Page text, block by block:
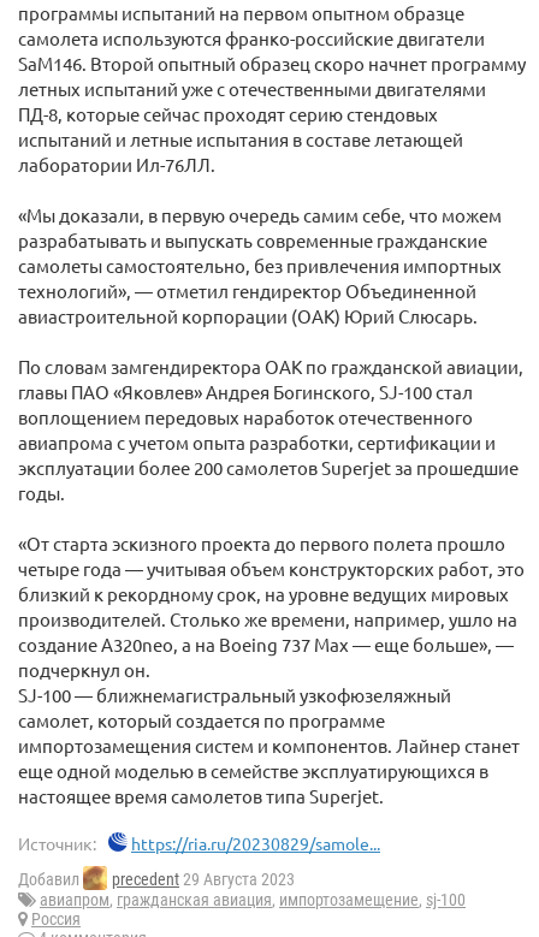
программы испытаний на первом опытном образце
самолета используются франко-российские двигатели
SaM146. Второй опытный образец скоро начнет программу
летных испытаний уже с отечественными двигателями
ПД-8, которые сейчас проходят серию стендовых
испытаний и летные испытания в составе летающей
лаборатории Ил-76ЛЛ.
«Мы доказали, в первую очередь самим себе, что можем
разрабатывать и выпускать современные гражданские
самолеты самостоятельно, без привлечения импортных
технологий», — отметил гендиректор Объединенной
авиастроительной корпорации (ОАК) Юрий Слюсарь.
По словам замгендиректора ОАК по гражданской авиации,
главы ПАО «Яковлев» Андрея Богинского, SJ-100 стал
воплощением передовых наработок отечественного
авиапрома с учетом опыта разработки, сертификации и
эксплуатации более 200 самолетов Superjet за прошедшие
годы.
«От старта эскизного проекта до первого полета прошло
четыре года — учитывая объем конструкторских работ, это
близкий к рекордному срок, на уровне ведущих мировых
производителей. Столько же времени, например, ушло на
создание A320neo, а на Boeing 737 Max — еще больше», —
подчеркнул он.
SJ-100 — ближнемагистральный узкофюзеляжный
самолет, который создается по программе
импортозамещения систем и компонентов. Лайнер станет
еще одной моделью в семействе эксплуатирующихся в
настоящее время самолетов типа Superjet.
Источник: https://ria.ru/20230829/samole...
Добавил precedent29 Августа 2023
авиапром, гражданская авиация, импортозамещение, sj-100
Россия